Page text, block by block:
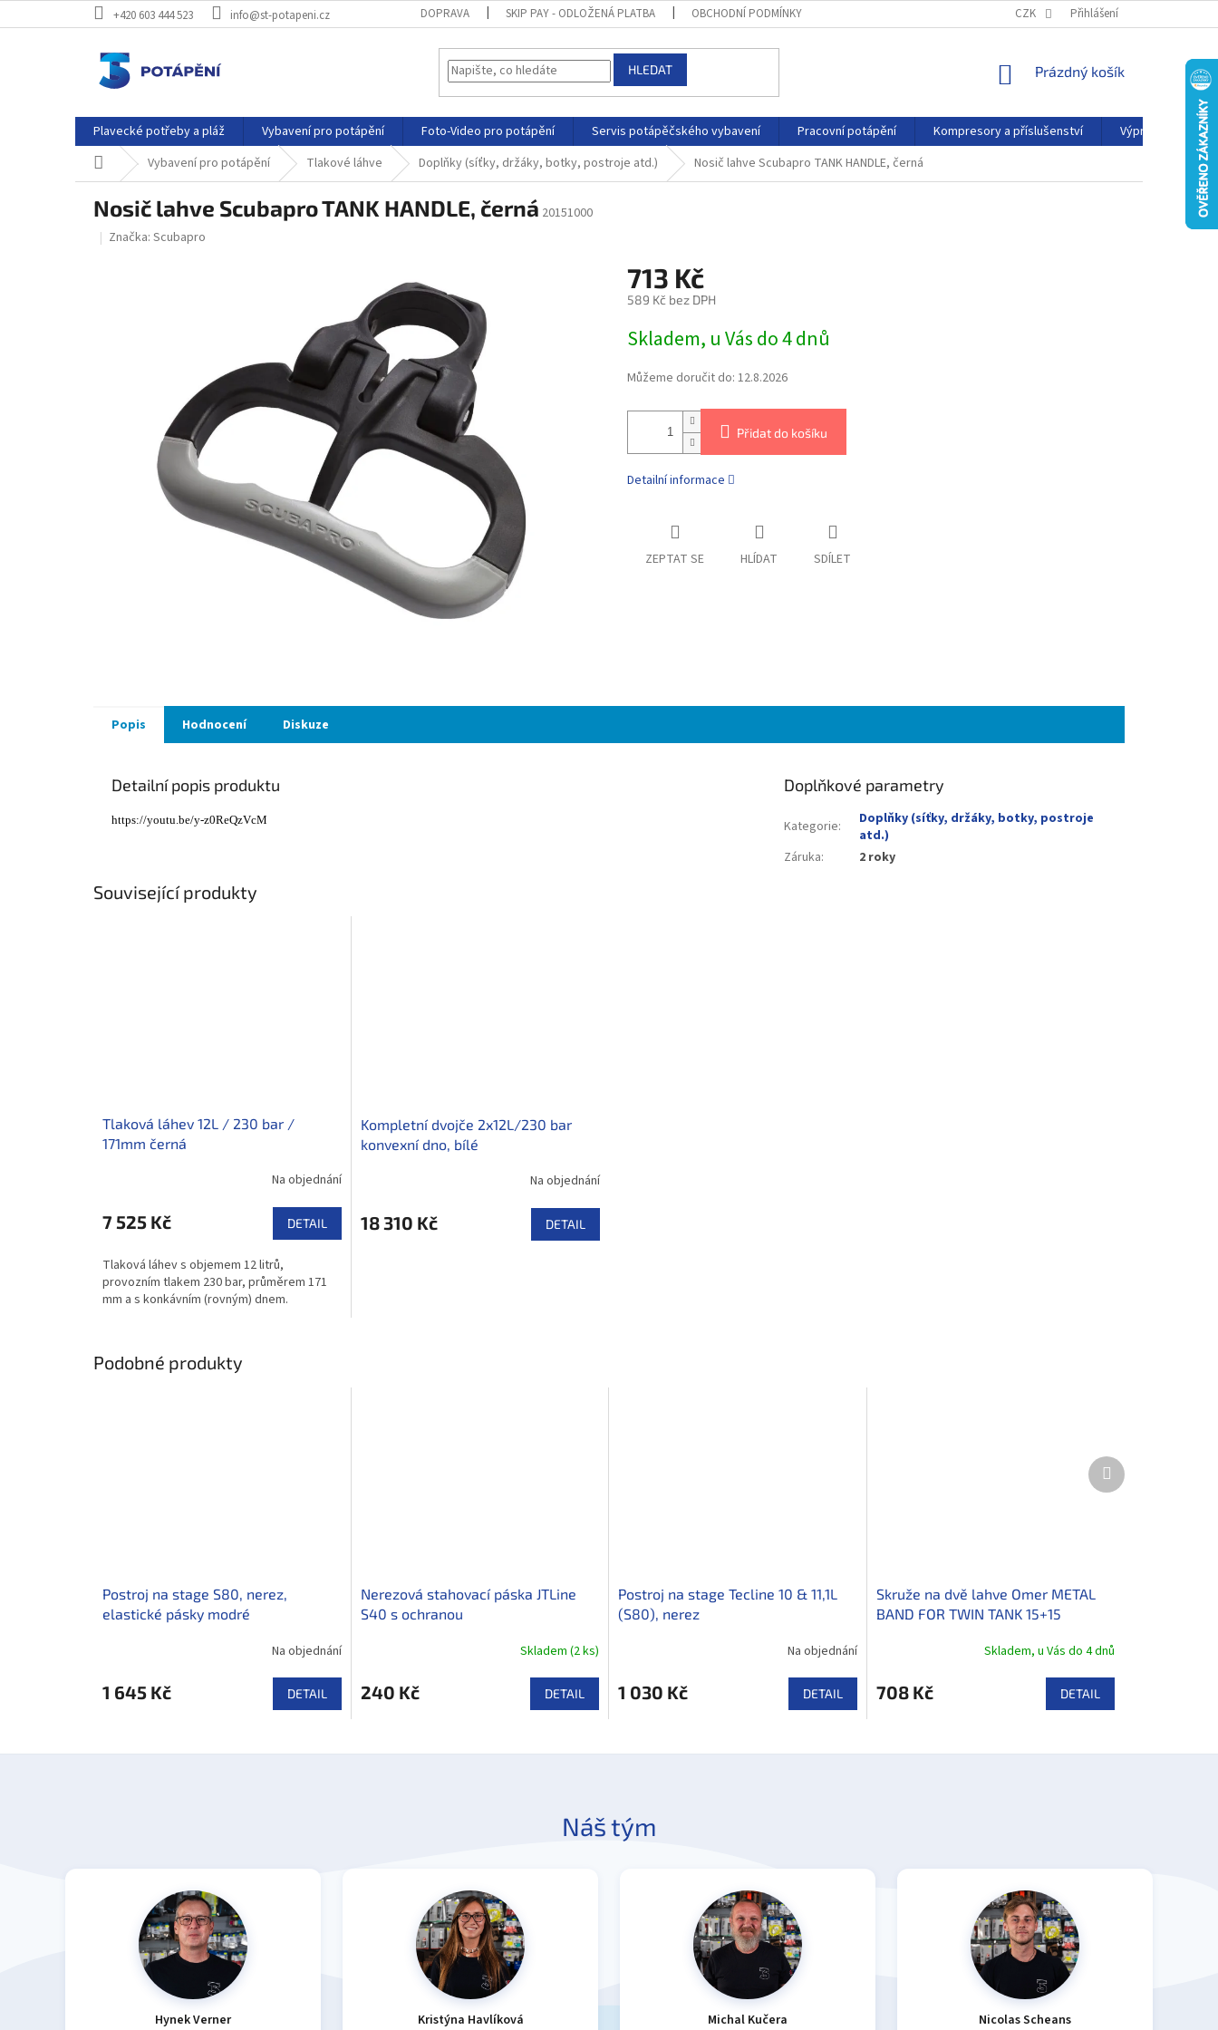
na
+420 603 444 523 info@st-potapeni.cz DOPRAVA SKIP PAY - ODLOŽENÁ PLATBA OBCHODNÍ PODMÍNKY PODMÍNKY OCHRANY OSOBNÍCH ÚDAJŮ KONTAKTY
CZK Přihlášení
HLEDAT
NÁKUPNÍ
Prázdný košík
Plavecké potřeby a pláž Vybavení pro potápění Foto-Video pro potápění Servis potápěčského vybavení Pracovní potápění Kompresory a příslušenství Výprodej
Domů Vybavení pro potápění Tlakové láhve Doplňky (síťky, držáky, botky, postroje atd.) Nosič lahve Scubapro TANK HANDLE, černá
Nosič lahve Scubapro TANK HANDLE, černá 20151000
Značka: Scubapro
713 Kč
589 Kč bez DPH
Skladem, u Vás do 4 dnů
Můžeme doručit do: 12.8.2026
Přidat do košíku
Detailní informace
ZEPTAT SE HLÍDAT SDÍLET
Popis Hodnocení Diskuze
Detailní popis produktu
https://youtu.be/y-z0ReQzVcM
Doplňkové parametry
Kategorie:
Doplňky (síťky, držáky, botky, postroje
atd.)
Záruka: 2 roky
Související produkty
Tlaková láhev 12L / 230 bar /
171mm černá
Na objednání
7 525 Kč DETAIL
Tlaková láhev s objemem 12 litrů,
provozním tlakem 230 bar, průměrem 171
mm a s konkávním (rovným) dnem.
Kompletní dvojče 2x12L/230 bar
konvexní dno, bílé
Na objednání
18 310 Kč DETAIL
Podobné produkty
Postroj na stage S80, nerez,
elastické pásky modré
Na objednání
1 645 Kč DETAIL
Nerezová stahovací páska JTLine
S40 s ochranou
Skladem (2 ks)
240 Kč DETAIL
Postroj na stage Tecline 10 & 11,1L
(S80), nerez
Na objednání
1 030 Kč DETAIL
Skruže na dvě lahve Omer METAL
BAND FOR TWIN TANK 15+15
Skladem, u Vás do 4 dnů
708 Kč DETAIL
Další
produkt
Náš tým
Hynek Verner Kristýna Havlíková Michal Kučera Nicolas Scheans